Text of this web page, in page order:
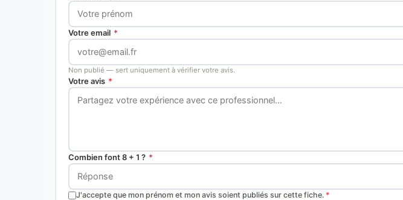
Votre email *
Non publié — sert uniquement à vérifier votre avis.
Votre avis *
Combien font 8 + 1 ? *
J'accepte que mon prénom et mon avis soient publiés sur cette fiche. *